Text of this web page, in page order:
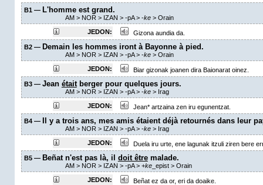
B1 — L'homme est grand.
AM> NOR > IZAN > -pA> -ke> Orain
JEDON:
Gizona aundia da.
B2 — Demain les hommes iront à Bayonne à pied.
AM> NOR > IZAN > -pA> -ke> Orain
JEDON:
Biar gizonak joanen dira Baionarat oinez.
B3 — Jean étaitberger pour quelques jours.
AM> NOR > IZAN > -pA> -ke> Irag
JEDON:
Jean* artzaina zen iru egunentzat.
B4 —
Il y a trois ans, mes amis étaient déjà retournés dans leur
AM> NOR > IZAN > -pA> -ke> Irag
JEDON:
Duela iru urte, ene lagunak itzuli ziren bere
B5 — Beñat n'est pas là, il doit êtremalade.
AM> NOR > IZAN > -pA> +ke_epist> Orain
JEDON:
Beñat ez da or, eri da doaike.